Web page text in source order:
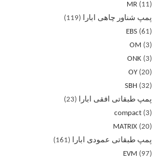
MR
11
پمپ شناور چاهی ابارا
119
EBS 61
OM
3
ONK 3
OY 20
SBH
32
پمپ طبقاتی افقی ابارا
23
compact 3
MATRIX 20
پمپ طبقاتی عمودی ابارا
161
EVM
97